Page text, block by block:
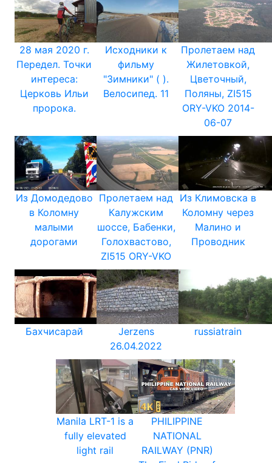
28 мая 2020 г.
Передел. Точки
интереса:
Церковь Ильи
пророка.
Исходники к
фильму
"Зимники" ( ).
Велосипед. 11
Пролетаем над
Жилетовкой,
Цветочный,
Поляны, ZI515
ORY-VKO 2014-
06-07
Из Домодедово
в Коломну
малыми
дорогами
Пролетаем над
Калужским
шоссе, Бабенки,
Голохвастово,
ZI515 ORY-VKO
Из Климовска в
Коломну через
Малино и
Проводник
Бахчисарай
Jerzens
26.04.2022
russiatrain
Manila LRT-1 is a
fully elevated
light rail
PHILIPPINE
NATIONAL
RAILWAY (PNR)